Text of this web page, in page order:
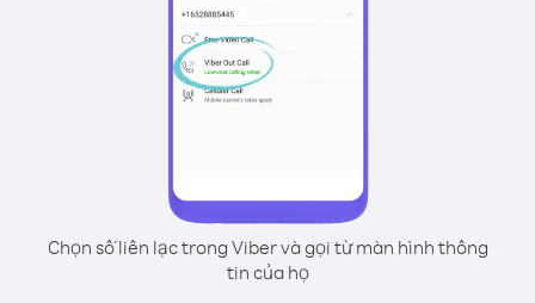
Chọn số liên lạc trong Viber và gọi từ màn hình thông
tin của họ